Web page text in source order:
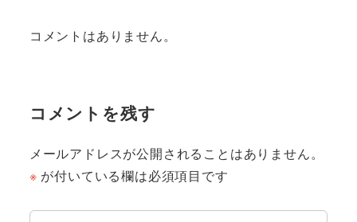
コメントはありません。
コメントを残す
メールアドレスが公開されることはありません。
※ が付いている欄は必須項目です